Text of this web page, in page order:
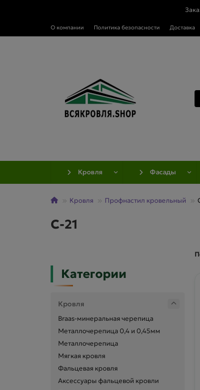
О компании Политика безопасности Доставка
Кровля Фасады
Кровля Профнастил кровельный
C-21
Категории
Кровля
Braas-минеральная черепица
Металлочерепица 0,4 и 0,45мм
Металлочерепица
Мягкая кровля
Фальцевая кровля
Аксессуары фальцевой кровли